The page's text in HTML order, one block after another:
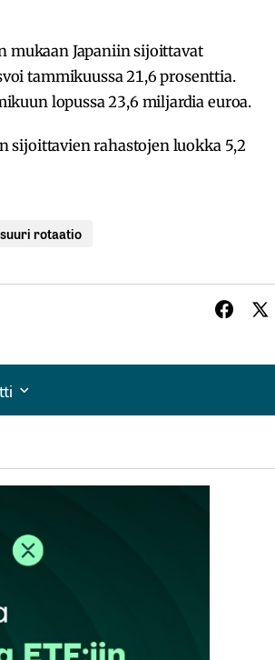
mukaan Japaniin sijoittavat
tammikuussa 21,6 prosenttia.
lopussa 23,6 miljardia euroa.
sijoittavien rahastojen luokka 5,2
suuri rotaatio